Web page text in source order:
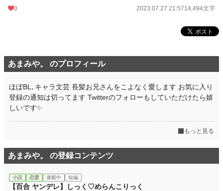
0 2023.07.27 21:5714,494文字
あまみや。 のプロフィール
ほぼBL､キャラ文芸 長髪お兄さんをこよなく愛します お気に入り
登録の通知は切ってます Twitterのフォローもしていただけたら嬉
しいです✨
もっと見る
あまみや。 の登録コンテンツ
小説 恋愛 連載中 短編
【百合 ヤンデレ】しっく♡めらんこりっく